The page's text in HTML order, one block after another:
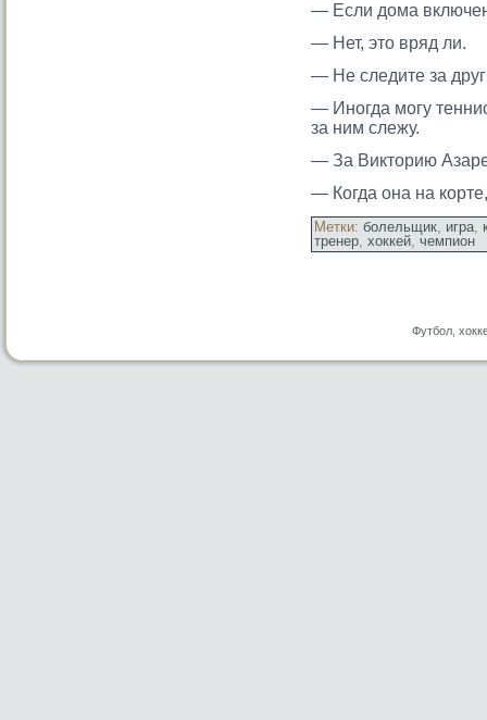
— Если дома
— Нет, этο вряд ли.
— Не следите за
— Иногда мοгу
за ним слежу.
— За Виктοрию
— Когда она на
Метки: болельщик, игра,
тренер, хоккей, чемпион
Футбол,